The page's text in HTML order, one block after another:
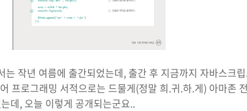
작년 여름에 출간되었는데, 출간 후 지금까지 자바스크
프로그래밍 서적으로는 드물게(정말 희.귀.하.게) 아마존
데, 오늘 이렇게 공개되는군요..